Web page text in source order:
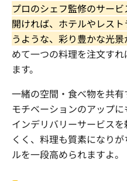
プロのシェフ監修のサー
開ければ、ホテルやレス
うような、彩り豊かな光景
めて一つの料理を注文す
ます。
一緒の空間・食べ物を共
モチベーションのアップ
インデリバリーサービス
くく、料理も質素になり
ルを一段高められますよ。